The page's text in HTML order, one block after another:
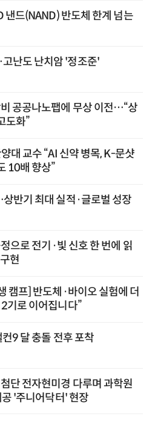
낸드(NAND) 반도체 한계 넘는
난도 난치암 '정조준'
공공나노팹에 무상 이전…“상
도화”
대 교수 “AI 신약 병목, K-문샷
10배 향상”
반기 최대 실적·글로벌 성장
으로 전기·빛 신호 한 번에 읽
현
캠프] 반도체·바이오 실험에 더
기로 이어집니다”
9 달 충돌 전후 포착
단 전자현미경 다루며 과학원
'주니어닥터' 현장